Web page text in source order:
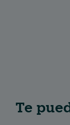
Te